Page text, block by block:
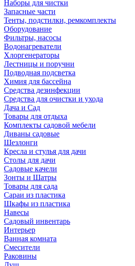
Наборы для чистки
Запасные части
Тенты, подстилки, ремкомплекты
Оборудование
Фильтры, насосы
Водонагреватели
Хлоргенераторы
Лестницы и поручни
Подводная подсветка
Химия для бассейна
Средства дезинфекции
Средства для очистки и ухода
Дача и Сад
Товары для отдыха
Комплекты садовой мебели
Диваны садовые
Шезлонги
Кресла и стулья для дачи
Столы для дачи
Садовые качели
Зонты и Шатры
Товары для сада
Сараи из пластика
Шкафы из пластика
Навесы
Садовый инвентарь
Интерьер
Ванная комната
Смесители
Раковины